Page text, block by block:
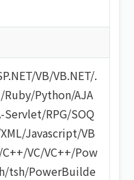
/VB/VB.NET/.
/Ruby/Python/AJA
Servlet/RPG/SOQ
XML/Javascript/VB
/C++/VC/VC++/Pow
/tsh/PowerBuilde